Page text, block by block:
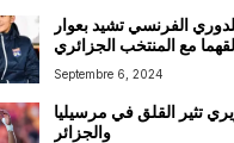
الفرنسي تشيد بعوار
مع المنتخب الجزائري
Septembre 6, 2024
تثير القلق في مرسيليا
والجزائر